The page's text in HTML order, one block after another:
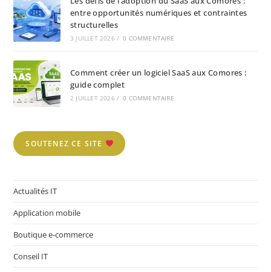
entre opportunités numériques et contraintes
structurelles
3 JUILLET 2026 / 0 COMMENTAIRE
Comment créer un logiciel SaaS aux Comores :
guide complet
2 JUILLET 2026 / 0 COMMENTAIRE
SOUTENEZ CE SITE
Actualités IT
Application mobile
Boutique e-commerce
Conseil IT